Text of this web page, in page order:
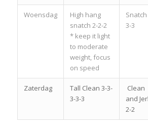
Woensdag
High hang
snatch 2-2-2
* keep it light
to moderate
weight, focus
on speed
Snatch
3-3
Zaterdag
Tall Clean 3-3-
3-3-3
Clean
and
2-2